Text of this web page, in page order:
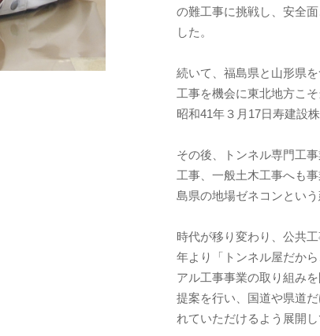
の難工事に挑戦し、安全
した。
続いて、福島県と山形県
工事を機会に東北地方こ
昭和41年３月17日寿建設
その後、トンネル専門工
工事、一般土木工事へも
島県の地場ゼネコンとい
時代が移り変わり、公共
年より「トンネル屋だか
アル工事事業の取り組み
提案を行い、国道や県道
れていただけるよう展開し